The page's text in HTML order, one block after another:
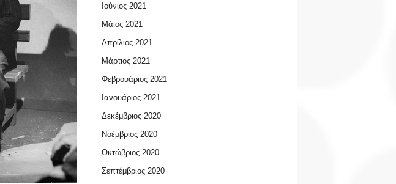
Ιούνιος 2021
Μάιος 2021
Απρίλιος 2021
Μάρτιος 2021
Φεβρουάριος 2021
Ιανουάριος 2021
Δεκέμβριος 2020
Νοέμβριος 2020
Οκτώβριος 2020
Σεπτέμβριος 2020